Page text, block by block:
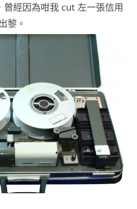
經因為咁我 cut 左一張信用
黎。